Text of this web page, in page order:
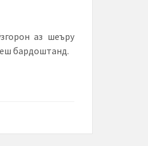
аз шеъру
бардоштанд.